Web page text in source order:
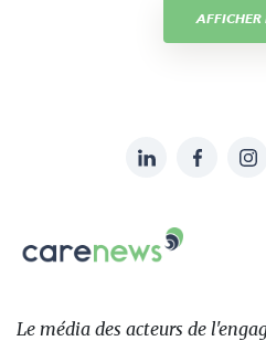
AFFICHER
sur:
LinkedInFacebook
Le
des
Le média des acteurs de